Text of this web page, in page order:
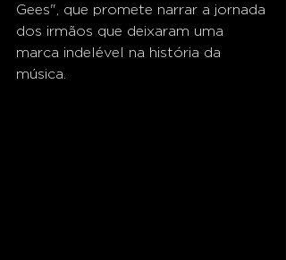
Gees", que promete narrar a jornada
dos irmãos que deixaram uma
marca indelével na história da
música.